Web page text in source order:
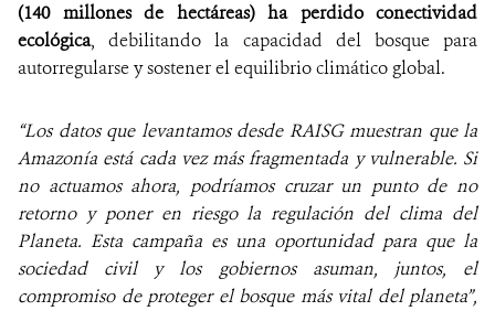
(140 millones de hectáreas) ha perdido conectividad
ecológica, debilitando la capacidad del bosque para
autorregularse y sostener el equilibrio climático global.
“Los datos que levantamos desde RAISG muestran que la
Amazonía está cada vez más fragmentada y vulnerable. Si
no actuamos ahora, podríamos cruzar un punto de no
retorno y poner en riesgo la regulación del clima del
Planeta. Esta campaña es una oportunidad para que la
sociedad civil y los gobiernos asuman, juntos, el
compromiso de proteger el bosque más vital del planeta”,